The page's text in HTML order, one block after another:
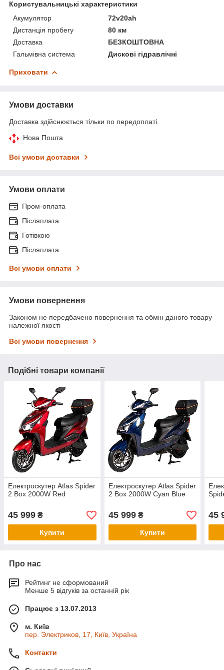
Користувальницькі характеристики
Акумулятор
72v20ah
Дистанція пробегу
80 км
Доставка
БЕЗКОШТОВНА
Гальмівна система
Дискові гідравлічні
Приховати
Умови доставки
Доставка здійснюється тільки по передоплаті.
Нова Пошта
Всі умови доставки
Умови оплати
Пром-оплата
Післяплата
Готівкою
Післяплата
Всі умови оплати
Умови повернення
Законом не передбачено повернення та обмін даного товару
належної якості
Всі умови повернення
Подібні товари компанії
Електроскутер Atlas Spider
2 Box 2000W Red
45 999 ₴
Купити
Електроскутер Atlas Spider
2 Box 2000W Cyan Blue
45 999₴
Купити
45
Про нас
Рейтинг не сформований
Менше 5 відгуків за останній рік
Працює з 13.07.2013
м. Київ
пер. Электриков, 17, Київ, Україна
Контакти